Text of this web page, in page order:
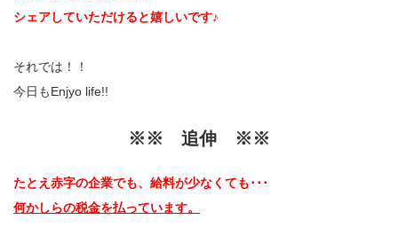
シェアしていただけると嬉しいです♪
それでは！！
今日もEnjyo life!!
※※ 追伸 ※※
たとえ赤字の企業でも、給料が少なくても･･･
何かしらの税金を払っています。